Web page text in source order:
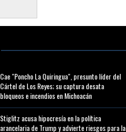
Cae "Poncho La Quiringua", presunto líder del
Cártel de Los Reyes; su captura desata
bloqueos e incendios en Michoacán
Stiglitz acusa hipocresía en la política
arancelaria de Trump y advierte riesgos para la